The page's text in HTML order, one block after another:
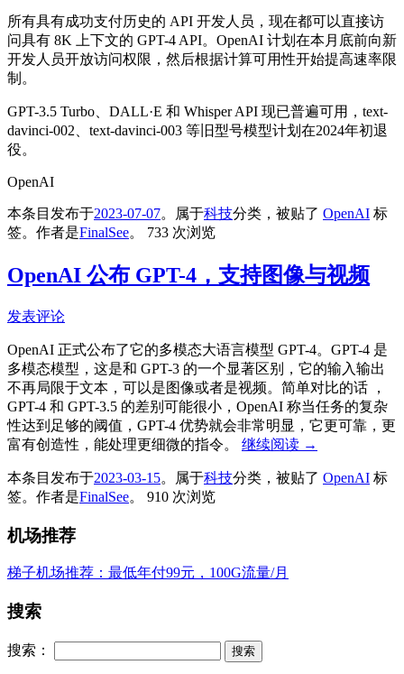
所有具有成功支付历史的 API 开发人员，现在都可以直接访
问具有 8K 上下文的 GPT-4 API。OpenAI 计划在本月底前向新
开发人员开放访问权限，然后根据计算可用性开始提高速率限
制。
GPT-3.5 Turbo、DALL·E 和 Whisper API 现已普遍可用，text-
davinci-002、text-davinci-003 等旧型号模型计划在2024年初退
役。
OpenAI
本条目发布于2023-07-07。属于科技分类，被贴了 OpenAI 标
签。 作者是FinalSee。 733 次浏览
OpenAI 公布 GPT-4，支持图像与视频
发表评论
OpenAI 正式公布了它的多模态大语言模型 GPT-4。GPT-4 是
多模态模型，这是和 GPT-3 的一个显著区别，它的输入输出
不再局限于文本，可以是图像或者是视频。简单对比的话 ，
GPT-4 和 GPT-3.5 的差别可能很小，OpenAI 称当任务的复杂
性达到足够的阈值，GPT-4 优势就会非常明显，它更可靠，更
富有创造性，能处理更细微的指令。 继续阅读 →
本条目发布于2023-03-15。属于科技分类，被贴了 OpenAI 标
签。 作者是FinalSee。 910 次浏览
机场推荐
梯子机场推荐：最低年付99元，100G流量/月
搜索
搜索：